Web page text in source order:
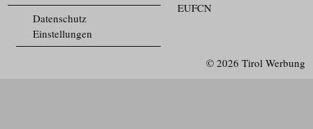
EUFCN
Datenschutz
Einstellungen
© 2026 Tirol Werbung